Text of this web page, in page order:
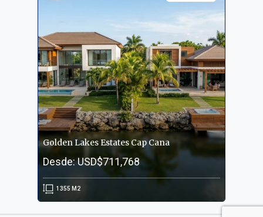
Golden Lakes Estates Cap Cana
Desde: USD$711,768
1355 M2